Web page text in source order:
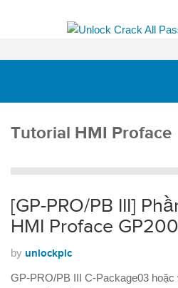
Tutorial HMI Proface
[GP-PRO/PB III]
HMI Proface
by unlockplc
GP-PRO/PB III C-Package03